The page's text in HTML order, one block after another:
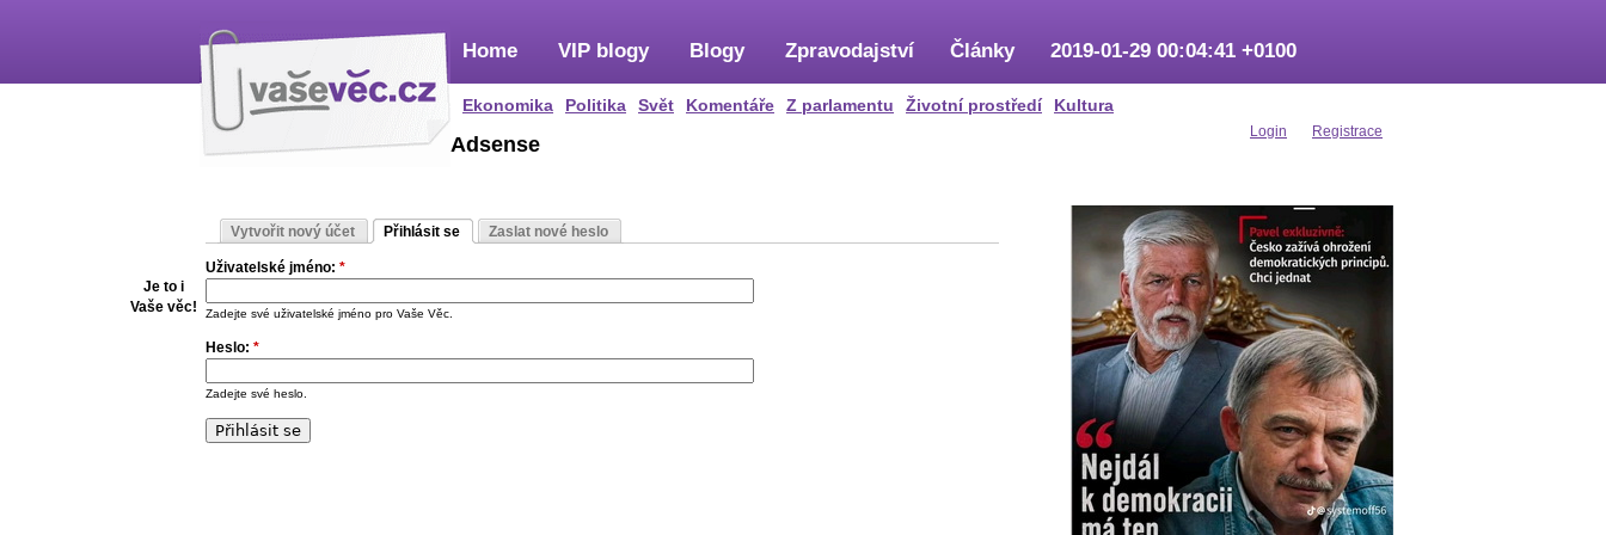
Home
Ekonomika Politika Svět Komentáře Z parlamentu Životní prostředí Kultura
VIP blogy Blogy Zpravodajství Články 2019-01-29 00:04:41 +0100
Login Registrace
Je to i
Vaše věc!
Adsense
Vytvořit nový účet Přihlásit se Zaslat nové heslo
Uživatelské jméno: *
Zadejte své uživatelské jméno pro Vaše Věc.
Heslo: *
Zadejte své heslo.